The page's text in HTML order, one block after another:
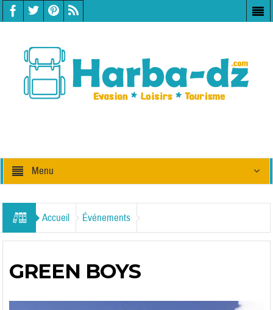
Menu
Accueil Événements
GREEN BOYS